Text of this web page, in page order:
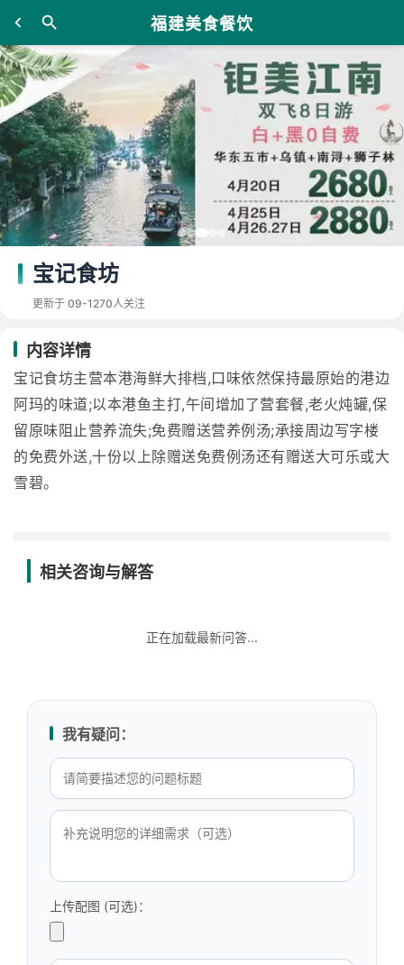
福建美食餐饮
宝记食坊
更新于 09-1270人关注
内容详情
宝记食坊主营本港海鲜大排档,口味依然保持最原始的港边
阿玛的味道;以本港鱼主打,午间增加了营套餐,老火炖罐,保
留原味阻止营养流失;免费赠送营养例汤;承接周边写字楼
的免费外送,十份以上除赠送免费例汤还有赠送大可乐或大
雪碧。
相关咨询与解答
正在加载最新问答...
我有疑问：
上传配图 (可选)：